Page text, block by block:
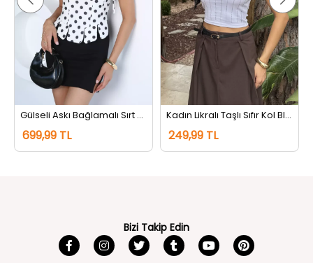
699,99 TL
Kadın Likralı Taşlı Sıfır Kol Bluz Beyaz
249,99 TL